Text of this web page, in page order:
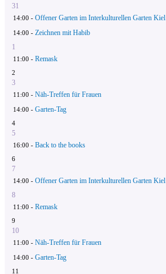
31
14:00 - Offener Garten im Interkulturellen Garten Kiel
14:00 - Zeichnen mit Habib
1
11:00 - Remask
2
3
11:00 - Näh-Treffen für Frauen
14:00 - Garten-Tag
4
5
16:00 - Back to the books
6
7
14:00 - Offener Garten im Interkulturellen Garten Kiel
8
11:00 - Remask
9
10
11:00 - Näh-Treffen für Frauen
14:00 - Garten-Tag
11